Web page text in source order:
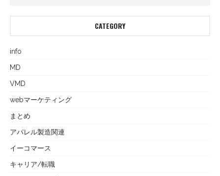
CATEGORY
info
MD
VMD
webマーケティング
まとめ
アパレル製造関連
イーコマース
キャリア/転職